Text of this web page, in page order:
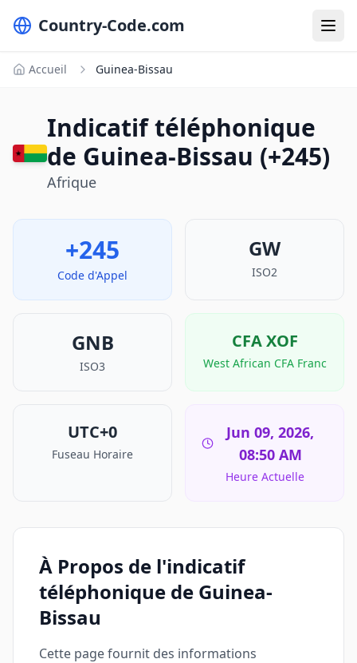
Country-Code.com
Accueil Guinea-Bissau
Indicatif téléphonique
de Guinea-Bissau (+245)
Afrique
+245
Code d'Appel
GW
ISO2
GNB
ISO3
CFA XOF
West African CFA Franc
UTC+0
Fuseau Horaire
Jun 09, 2026,
08:50 AM
Heure Actuelle
À Propos de l'indicatif
téléphonique de Guinea-
Bissau
Cette page fournit des informations